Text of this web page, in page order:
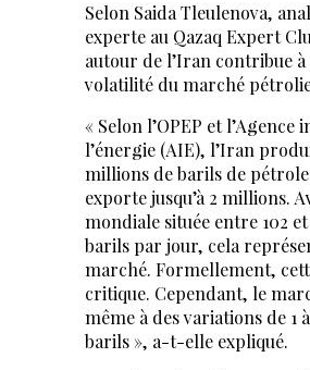
Selon Saida Tleulenova,
experte au Qazaq Expert
autour de l’Iran contribue
volatilité du marché
« Selon l’OPEP et
l’énergie (AIE), l’Iran
millions de barils de
exporte jusqu’à 2 millions.
mondiale située entre 102
barils par jour, cela
marché. Formellement,
critique. Cependant, le
même à des variations de 1
barils », a-t-elle expliqué.